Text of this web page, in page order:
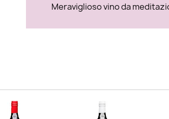
Meraviglioso vino da